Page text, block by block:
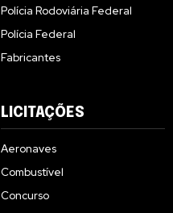
Polícia Rodoviária Federal
Polícia Federal
Fabricantes
LICITAÇÕES
Aeronaves
Combustível
Concurso